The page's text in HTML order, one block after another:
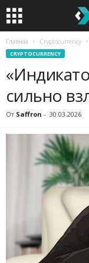
Главная Cryptocurrency
CRYPTOCURRENCY
сильно
От Saffron - 30.03.2026